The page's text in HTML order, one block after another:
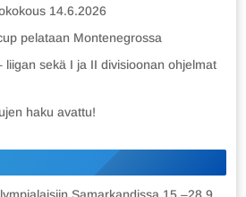
14.6.2026
pelataan Montenegrossa
liigan sekä I ja II divisioonan ohjelmat
haku avattu!